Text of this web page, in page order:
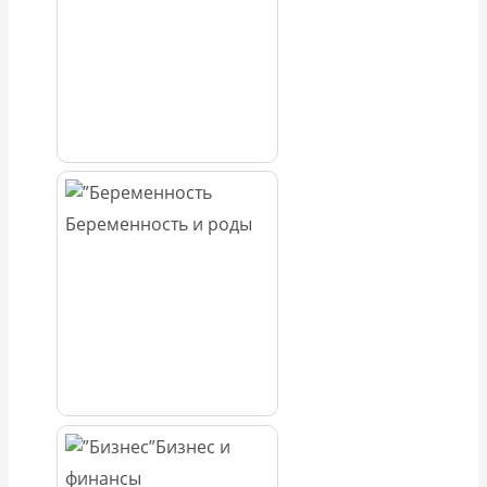
Беременность и роды
Бизнес и
финансы